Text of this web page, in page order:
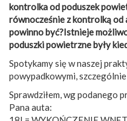
kontrolka od poduszek
równocześnie z kontrolką od
powinno być?Istnieje
poduszki powietrzne były
Spotykamy się w naszej
powypadkowymi,
Sprawdziłem, wg podanego
Pana auta: